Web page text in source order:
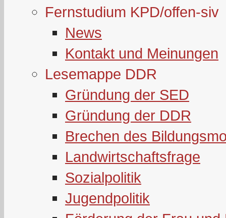
Fernstudium KPD/offen-siv
News
Kontakt und Meinungen
Lesemappe DDR
Gründung der SED
Gründung der DDR
Brechen des
Landwirtschaftsfrage
Sozialpolitik
Jugendpolitik